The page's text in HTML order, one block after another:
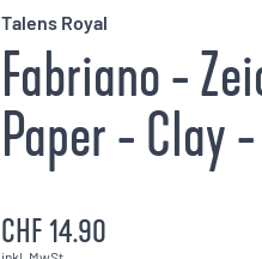
Talens Royal
Fabriano -
Paper - Clay
CHF 14.90